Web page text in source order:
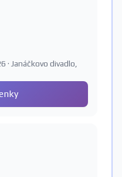
· Janáčkovo divadlo,